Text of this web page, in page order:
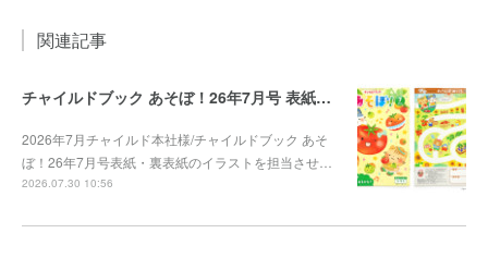
関連記事
チャイルドブック あそぼ！26年7月号 表紙・裏表紙
2026年7月チャイルド本社様/チャイルドブック あそ
ぼ！26年7月号表紙・裏表紙のイラストを担当させ…
2026.07.30 10:56